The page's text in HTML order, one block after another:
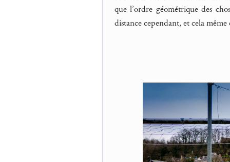
que l’ordre géométrique des
distance cependant, et cela même